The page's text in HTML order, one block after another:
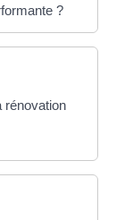
?
rénovation